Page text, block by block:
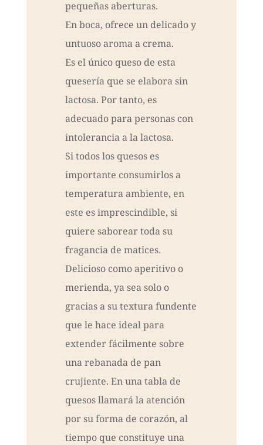
pequeñas aberturas.
En boca, ofrece un delicado y
untuoso aroma a crema.
Es el único queso de esta
quesería que se elabora sin
lactosa. Por tanto, es
adecuado para personas con
intolerancia a la lactosa.
Si todos los quesos es
importante consumirlos a
temperatura ambiente, en
este es imprescindible, si
quiere saborear toda su
fragancia de matices.
Delicioso como aperitivo o
merienda, ya sea solo o
gracias a su textura fundente
que le hace ideal para
extender fácilmente sobre
una rebanada de pan
crujiente. En una tabla de
quesos llamará la atención
por su forma de corazón, al
tiempo que constituye una